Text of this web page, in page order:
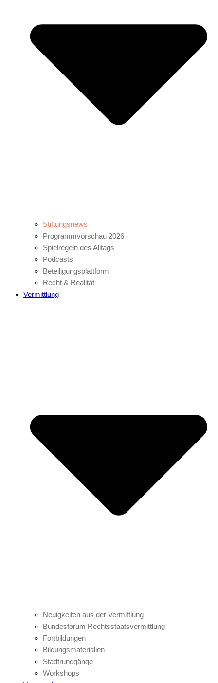
Stiftungsnews
Programmvorschau 2026
Spielregeln des Alltags
Podcasts
Beteiligungsplattform
Recht & Realität
Vermittlung
Neuigkeiten aus der Vermittlung
Bundesforum Rechtsstaatsvermittlung
Fortbildungen
Bildungsmaterialien
Stadtrundgänge
Workshops